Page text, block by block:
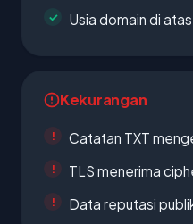
Usia domain di
Kekurangan
Catatan TXT
TLS menerima
Data reputasi